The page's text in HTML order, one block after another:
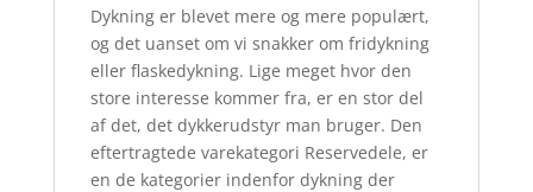
Dykning er blevet mere og mere populært,
og det uanset om vi snakker om fridykning
eller flaskedykning. Lige meget hvor den
store interesse kommer fra, er en stor del
af det, det dykkerudstyr man bruger. Den
eftertragtede varekategori Reservedele, er
en de kategorier indenfor dykning der